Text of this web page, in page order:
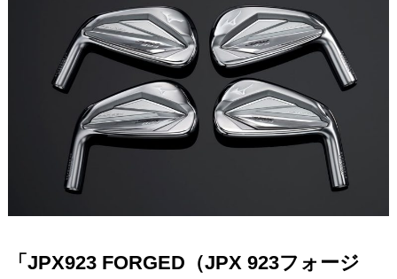
「JPX923 FORGED（JPX 923フォージ